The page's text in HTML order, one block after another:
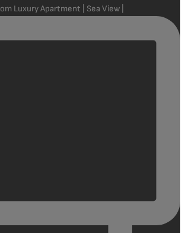
Luxury Apartment | Sea View |